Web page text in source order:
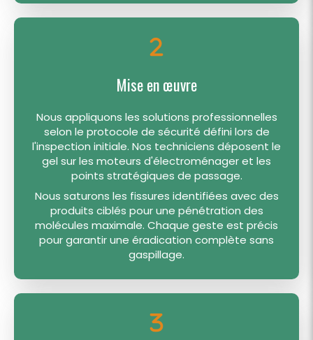
Mise en œuvre
Nous appliquons les solutions professionnelles
selon le protocole de sécurité défini lors de
l'inspection initiale. Nos techniciens déposent le
gel sur les moteurs d'électroménager et les
points stratégiques de passage.
Nous saturons les fissures identifiées avec des
produits ciblés pour une pénétration des
molécules maximale. Chaque geste est précis
pour garantir une éradication complète sans
gaspillage.